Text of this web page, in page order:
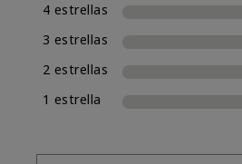
4 estrellas
3 estrellas
2 estrellas
1 estrella